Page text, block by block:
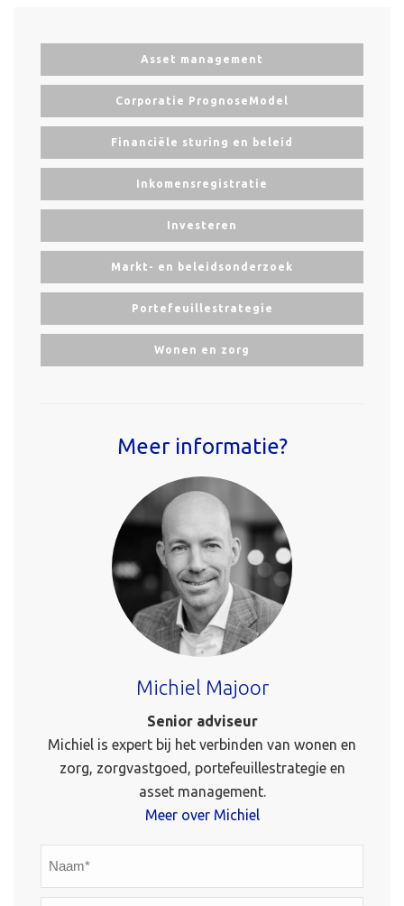
Asset management
Corporatie PrognoseModel
Financiële sturing en beleid
Inkomensregistratie
Investeren
Markt- en beleidsonderzoek
Portefeuillestrategie
Wonen en zorg
Meer informatie?
Michiel Majoor
Senior adviseur
Michiel is expert bij het verbinden van wonen en
zorg, zorgvastgoed, portefeuillestrategie en
asset management.
Meer over Michiel